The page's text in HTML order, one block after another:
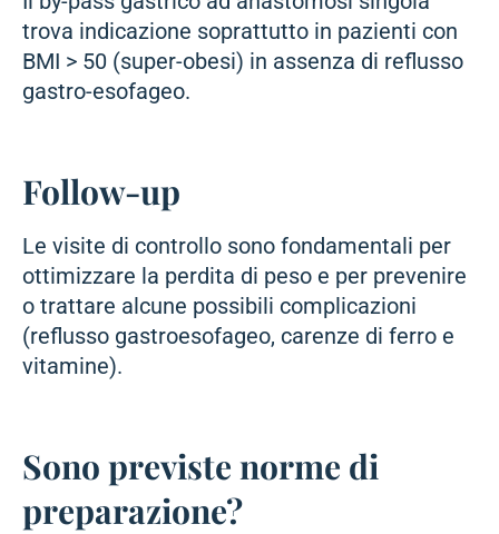
trova indicazione soprattutto in pazienti con
BMI > 50 (super-obesi) in assenza di reflusso
gastro-esofageo.
Follow-up
Le visite di controllo sono fondamentali per
ottimizzare la perdita di peso e per prevenire
o trattare alcune possibili complicazioni
(reflusso gastroesofageo, carenze di ferro e
vitamine).
Sono previste norme di
preparazione?